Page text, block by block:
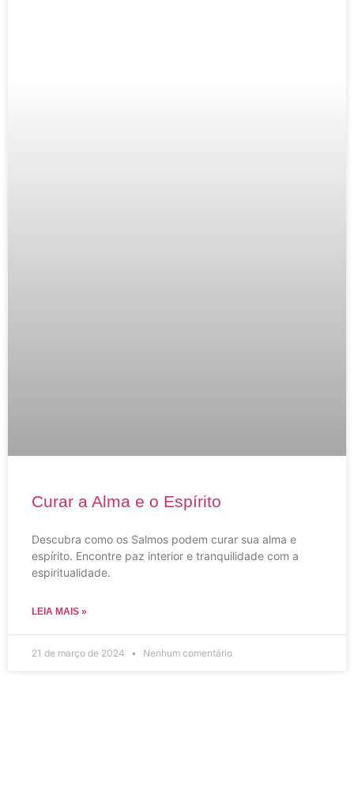
Curar a Alma e o Espírito
Descubra como os Salmos podem curar sua alma e
espírito. Encontre paz interior e tranquilidade com a
espiritualidade.
LEIA MAIS »
21 de março de 2024 Nenhum comentário